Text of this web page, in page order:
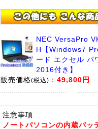
NEC VersaPro
H【Windows7
ード エクセル パ
2016付き】
販売価格(税込) ： 49,800円
注意事項
ノートパソコンの内蔵バッ